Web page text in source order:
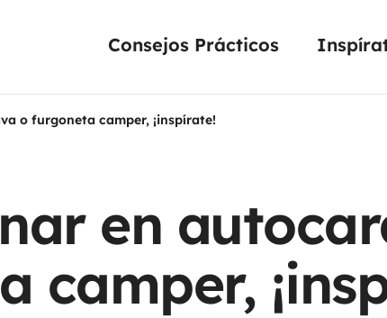
Consejos Prácticos
o furgoneta camper, ¡inspírate!
en
camper,